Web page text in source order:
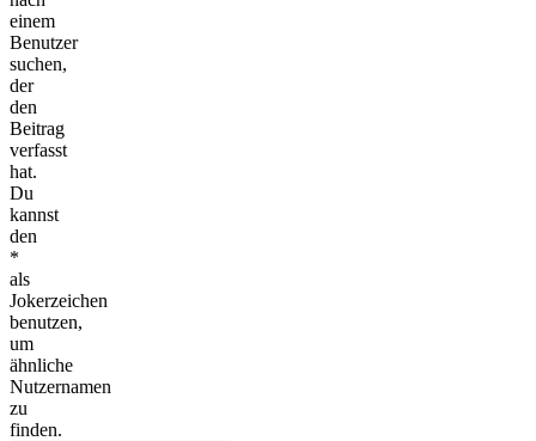
einem
Benutzer
suchen,
der
den
Beitrag
verfasst
hat.
Du
kannst
den
*
als
Jokerzeichen
benutzen,
um
ähnliche
Nutzernamen
zu
finden.